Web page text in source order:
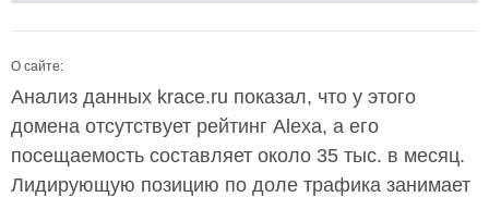
О сайте:
Анализ данных krace.ru показал, что у этого
домена отсутствует рейтинг Alexa, а его
посещаемость составляет около 35 тыс. в месяц.
Лидирующую позицию по доле трафика занимает